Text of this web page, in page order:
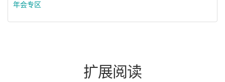
年会专区
扩展阅读